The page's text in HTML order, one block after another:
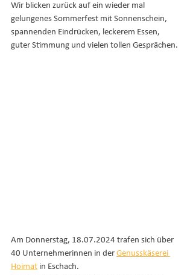
Wir blicken zurück auf ein wieder mal
gelungenes Sommerfest mit Sonnenschein,
spannenden Eindrücken, leckerem Essen,
guter Stimmung und vielen tollen Gesprächen.
Am Donnerstag, 18.07.2024 trafen sich über
40 Unternehmerinnen in der Genusskäserei
Hoimat in Eschach.